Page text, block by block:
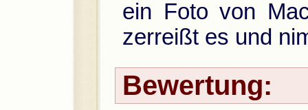
ein Foto von
zerreißt es und
Bewertung: